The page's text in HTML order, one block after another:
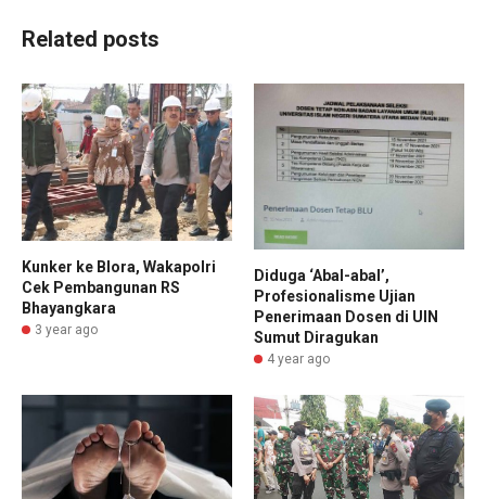
Related posts
Kunker ke Blora, Wakapolri
Cek Pembangunan RS
Bhayangkara
3 year ago
Diduga ‘Abal-abal’,
Profesionalisme Ujian
Penerimaan Dosen di UIN
Sumut Diragukan
4 year ago